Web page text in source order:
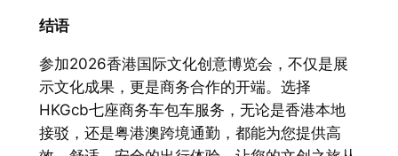
结语
参加2026香港国际文化创意博览会，不仅是展
示文化成果，更是商务合作的开端。选择
HKGcb七座商务车包车服务，无论是香港本地
接驳，还是粤港澳跨境通勤，都能为您提供高